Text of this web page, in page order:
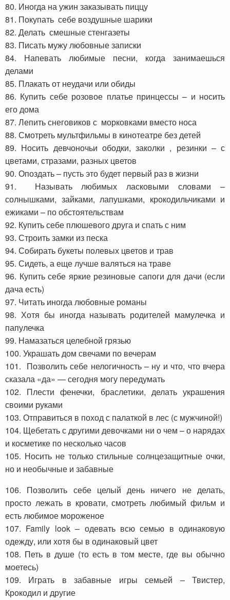
80. Иногда на ужин заказывать пиццу
81. Покупать себе воздушные шарики
82. Делать смешные стенгазеты
83. Писать мужу любовные записки
84. Напевать любимые песни, когда занимаешься
делами
85. Плакать от неудачи или обиды
86. Купить себе розовое платье принцессы – и носить
его дома
87. Лепить снеговиков с морковками вместо носа
88. Смотреть мультфильмы в кинотеатре без детей
89. Носить девчоночьи ободки, заколки , резинки – с
цветами, стразами, разных цветов
90. Опоздать – пусть это будет первый раз в жизни
91. Называть любимых ласковыми словами –
солнышками, зайками, лапушками, крокодильчиками и
ежиками – по обстоятельствам
92. Купить себе плюшевого друга и спать с ним
93. Строить замки из песка
94. Собирать букеты полевых цветов и трав
95. Сидеть, а еще лучше валяться на траве
96. Купить себе яркие резиновые сапоги для дачи (если
дача есть)
97. Читать иногда любовные романы
98. Хотя бы иногда называть родителей мамулечка и
папулечка
99. Намазаться целебной грязью
100. Украшать дом свечами по вечерам
101. Позволить себе нелогичность – ну и что, что вчера
сказала «да» — сегодня могу передумать
102. Плести фенечки, браслетики, делать украшения
своими руками
103. Отправиться в поход с палаткой в лес (с мужчиной!)
104. Щебетать с другими девочками ни о чем – о нарядах
и косметике по несколько часов
105. Носить не только стильные солнцезащитные очки,
но и необычные и забавные
106. Позволить себе целый день ничего не делать,
просто лежать в кровати, смотреть любимый фильм и
есть любимое мороженое
107. Family look – одевать всю семью в одинаковую
одежду, или хотя бы в одинаковый цвет
108. Петь в душе (то есть в том месте, где вы обычно
моетесь)
109. Играть в забавные игры семьей – Твистер,
Крокодил и другие